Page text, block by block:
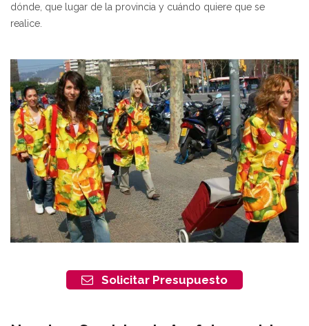
dónde, que lugar de la provincia y cuándo quiere que se
realice.
Solicitar Presupuesto